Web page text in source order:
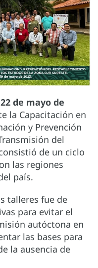
de mayo de
la Capacitación en
y Prevención
del
de un ciclo
las regiones
país.
talleres fue de
para evitar el
autóctona en
las bases para
la ausencia de